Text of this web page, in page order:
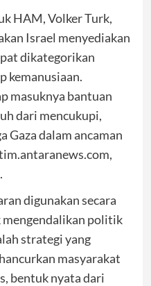
HAM, Volker Turk,
Israel menyediakan
dikategorikan
kemanusiaan.
masuknya bantuan
dari mencukupi,
Gaza dalam ancaman
digunakan secara
mengendalikan politik
strategi yang
masyarakat
bentuk nyata dari